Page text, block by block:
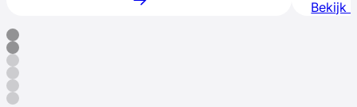
Bekijk